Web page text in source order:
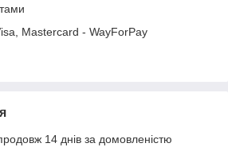
Mastercard - WayForPay
14 днів за домовленістю